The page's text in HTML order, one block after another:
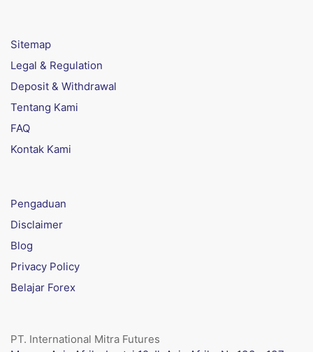
Sitemap
Legal & Regulation
Deposit & Withdrawal
Tentang Kami
FAQ
Kontak Kami
Pengaduan
Disclaimer
Blog
Privacy Policy
Belajar Forex
PT. International Mitra Futures